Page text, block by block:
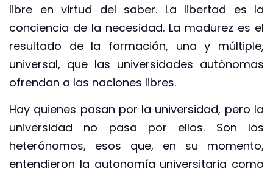
libre en virtud del saber. La libertad es la
conciencia de la necesidad. La madurez es el
resultado de la formación, una y múltiple,
universal, que las universidades autónomas
ofrendan a las naciones libres.
Hay quienes pasan por la universidad, pero la
universidad no pasa por ellos. Son los
heterónomos, esos que, en su momento,
entendieron la autonomía universitaria como